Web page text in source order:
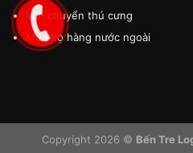
Vận chuyển thú cưng
Mua hộ hàng nước ngoài
Copyright 2026 © Bến Tre